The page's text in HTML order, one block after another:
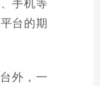
台的期
外，一